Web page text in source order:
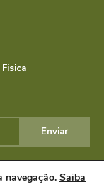
Enviar
os direitos
navegação. Saiba